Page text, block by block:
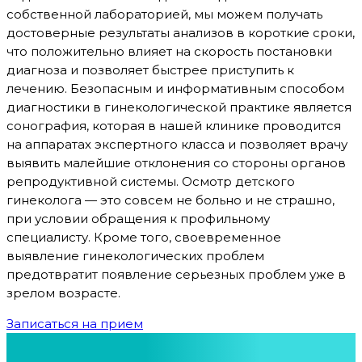
собственной лабораторией, мы можем получать
достоверные результаты анализов в короткие сроки,
что положительно влияет на скорость постановки
диагноза и позволяет быстрее приступить к
лечению. Безопасным и информативным способом
диагностики в гинекологической практике является
сонография, которая в нашей клинике проводится
на аппаратах экспертного класса и позволяет врачу
выявить малейшие отклонения со стороны органов
репродуктивной системы. Осмотр детского
гинеколога — это совсем не больно и не страшно,
при условии обращения к профильному
специалисту. Кроме того, своевременное
выявление гинекологических проблем
предотвратит появление серьезных проблем уже в
зрелом возрасте.
Записаться на прием